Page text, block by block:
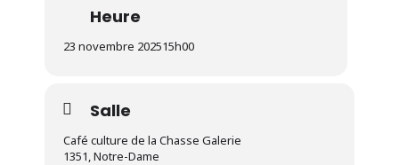
Heure
23 novembre 202515h00
Salle
Café culture de la Chasse Galerie
1351, Notre-Dame